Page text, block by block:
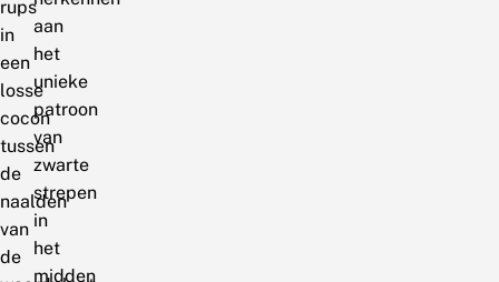
rups
in
een
losse
cocon
tussen
de
naalden
van
de
aan
het
unieke
patroon
van
zwarte
strepen
in
het
midden